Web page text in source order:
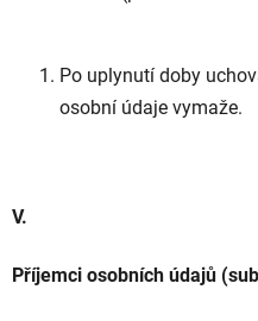
Po uplynutí doby
osobní údaje vymaže.
V.
Příjemci osobních údajů